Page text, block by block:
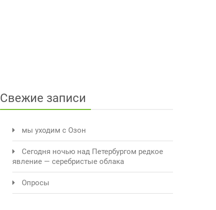
Свежие записи
мы уходим с Озон
Сегодня ночью над Петербургом редкое
явление — серебристые облака
Опросы